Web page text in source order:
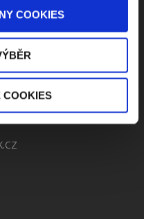
COOKIES
COOKIES
00 Praha